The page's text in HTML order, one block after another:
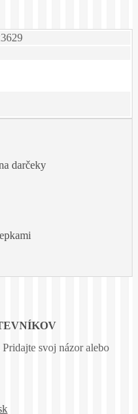
darčeky
svoj názor alebo